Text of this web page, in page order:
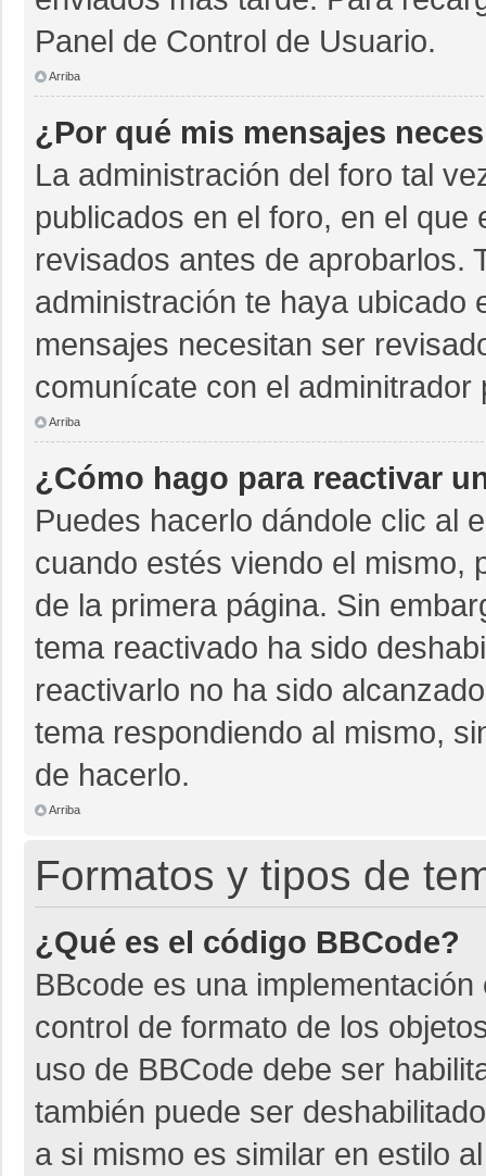
Panel de Control de Usuario.
Arriba
¿Por qué mis mensajes
La administración del foro tal
publicados en el foro, en el
revisados antes de aprobarlos.
administración te haya ubicado
mensajes necesitan ser
comunícate con el
Arriba
¿Cómo hago para reactivar
Puedes hacerlo dándole clic al
cuando estés viendo el mismo,
de la primera página. Sin
tema reactivado ha sido
reactivarlo no ha sido
tema respondiendo al mismo,
de hacerlo.
Arriba
Formatos y tipos de
¿Qué es el código BBCode?
BBcode es una
control de formato de los
uso de BBCode debe ser
también puede ser
a si mismo es similar en estilo